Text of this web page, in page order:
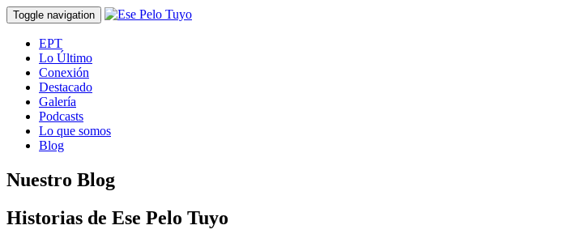
Toggle navigation
EPT
Lo Último
Conexión
Destacado
Galería
Podcasts
Lo que somos
Blog
Nuestro Blog
Historias de Ese Pelo Tuyo